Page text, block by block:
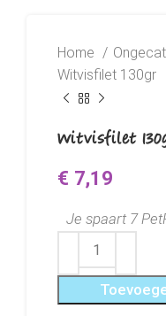
Home
Witvisfilet 130gr
Witvisfilet
€ 7,19
Je spaart 7